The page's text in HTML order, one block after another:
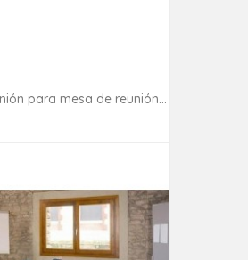
para mesa de reunión...